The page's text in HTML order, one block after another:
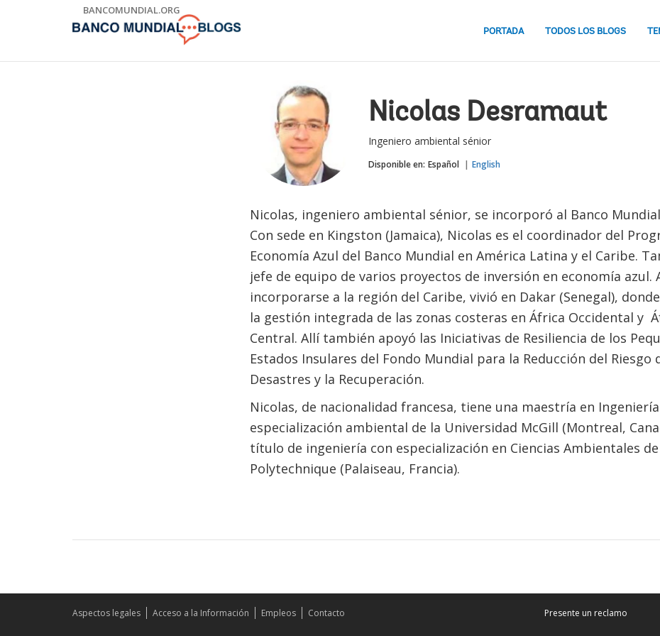
BANCOMUNDIAL.ORG
PORTADA TODOS LOS BLOGS
Nicolas Desramaut
Ingeniero ambiental sénior
Disponible en: Español English
Nicolas, ingeniero ambiental sénior, se incorporó al Banco
Con sede en Kingston (Jamaica), Nicolas es el coordinador del
Economía Azul del Banco Mundial en América Latina y el Caribe.
jefe de equipo de varios proyectos de inversión en economía azul.
incorporarse a la región del Caribe, vivió en Dakar (Senegal),
la gestión integrada de las zonas costeras en África Occidental y
Central. Allí también apoyó las Iniciativas de Resiliencia de los
Estados Insulares del Fondo Mundial para la Reducción del Riesgo
Desastres y la Recuperación.
Nicolas, de nacionalidad francesa, tiene una maestría en
especialización ambiental de la Universidad McGill (Montreal,
título de ingeniería con especialización en Ciencias Ambientales de
Polytechnique (Palaiseau, Francia).
Aspectos legales Acceso a la Información Empleos Contacto Presente un reclamo